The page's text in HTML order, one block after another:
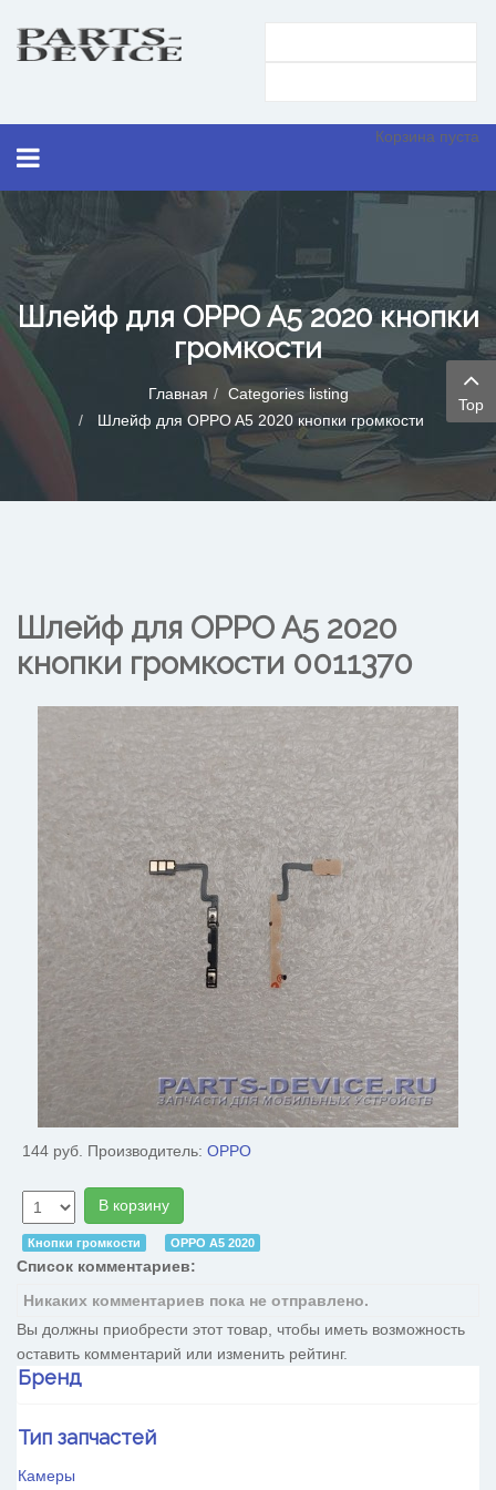
Корзина пуста
Шлейф для OPPO A5 2020 кнопки
громкости
Главная
Categories listing
Шлейф для OPPO A5 2020 кнопки громкости
Шлейф для OPPO A5 2020
кнопки громкости 0011370
144 руб. Производитель: OPPO
В корзину
Кнопки громкости OPPO A5 2020
Список комментариев:
Никаких комментариев пока не отправлено.
Вы должны приобрести этот товар, чтобы иметь возможность
оставить комментарий или изменить рейтинг.
Бренд
Huawei
OnePlus
Тип запчастей
Камеры
Top